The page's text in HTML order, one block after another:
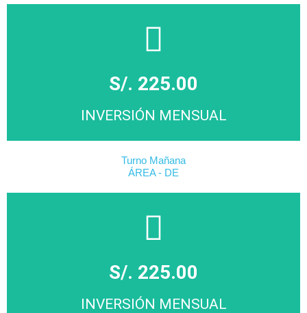
S/. 225.00
INVERSIÓN MENSUAL
Turno Mañana
ÁREA - DE
S/. 225.00
INVERSIÓN MENSUAL